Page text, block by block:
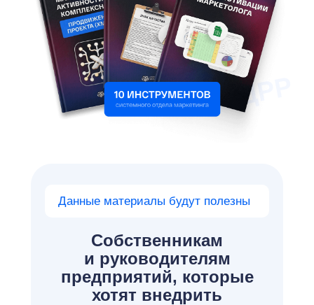
Собственникам
и руководителям
предприятий, которые
хотят внедрить
Данные материалы будут полезны